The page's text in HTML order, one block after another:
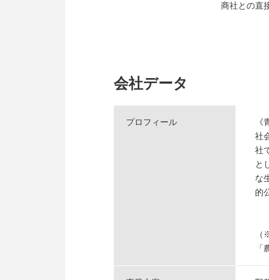
商社との直
会社データ
プロフィール
社
社
と
な
的